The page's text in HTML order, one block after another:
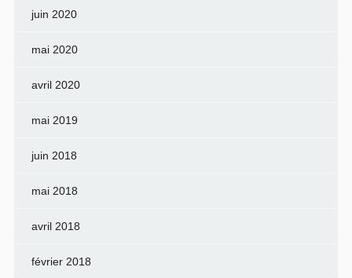
juin 2020
mai 2020
avril 2020
mai 2019
juin 2018
mai 2018
avril 2018
février 2018